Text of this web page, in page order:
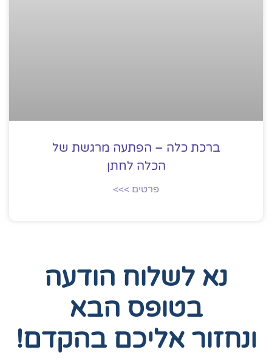
ברכת כלה – הפתעה מרגשת של
הכלה לחתן
פרטים >>>
נא לשלוח הודעה
בטופס הבא
ונחזור אליכם בהקדם!